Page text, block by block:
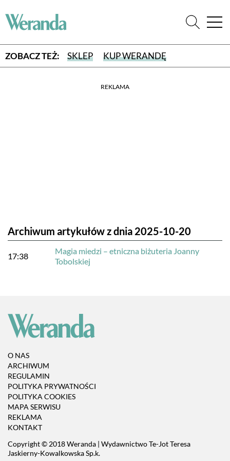
ZOBACZ TEŻ: SKLEP KUP WERANDĘ
REKLAMA
Archiwum artykułów z dnia 2025-10-20
17:38
Magia miedzi – etniczna biżuteria Joanny
Tobolskiej
O NAS
ARCHIWUM
REGULAMIN
POLITYKA PRYWATNOŚCI
POLITYKA COOKIES
MAPA SERWISU
REKLAMA
KONTAKT
Copyright © 2018 Weranda | Wydawnictwo Te-Jot Teresa
Jaskierny-Kowalkowska Sp.k.